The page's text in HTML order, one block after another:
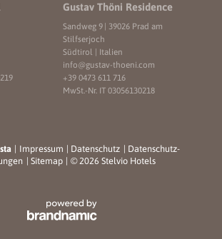
Gustav Thöni Residence
Sandweg 9
39026 Prad am
Stilfserjoch
Südtirol | Italien
info@gustav-thoeni.com
+39 0473 611 716
MwSt.-Nr. IT 03056130218
| Impressum | Datenschutz | Datenschutz-
| Sitemap | © 2026 Stelvio Hotels